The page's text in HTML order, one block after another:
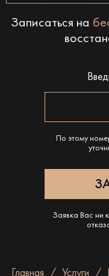
Записаться на
По этому
Заявка Вас ни
Главная Услуги